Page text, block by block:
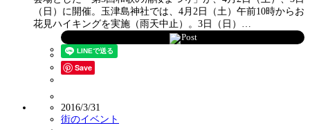
（日）に開催。玉津島神社では、4月2日（土）午前10時からお
花見ハイキングを実施（雨天中止）。3日（日）…
Post
Save
2016/3/31
街のイベント